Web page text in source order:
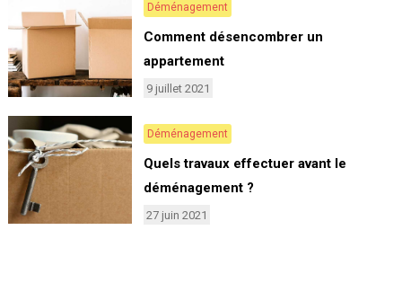
Déménagement
Comment désencombrer un
appartement
9 juillet 2021
Déménagement
Quels travaux effectuer avant le
déménagement ?
27 juin 2021